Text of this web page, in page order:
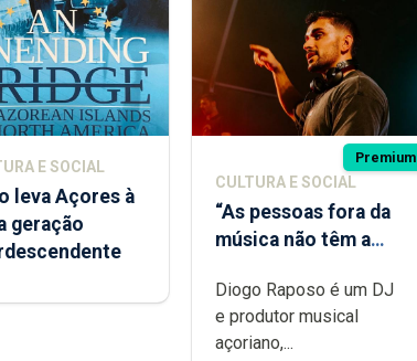
E SOCIAL
leva Açores à
geração
Premium
CULTURA E SOCIAL
“As pessoas fora da
música não têm a
difícil é produzir
uma música”
Diogo Raposo é um DJ
e produtor musical
açoriano,...